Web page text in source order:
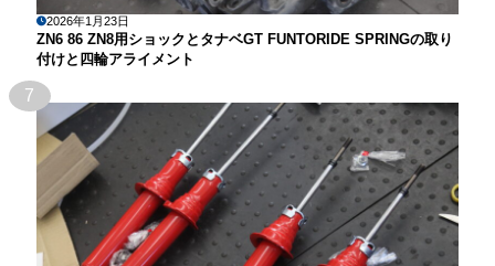
2026年1月23日
ZN6 86 ZN8用ショックとタナベGT FUNTORIDE SPRINGの取り
付けと四輪アライメント
7